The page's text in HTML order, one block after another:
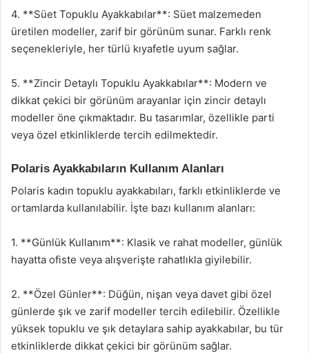
4. **Süet Topuklu Ayakkabılar**: Süet malzemeden
üretilen modeller, zarif bir görünüm sunar. Farklı renk
seçenekleriyle, her türlü kıyafetle uyum sağlar.
5. **Zincir Detaylı Topuklu Ayakkabılar**: Modern ve
dikkat çekici bir görünüm arayanlar için zincir detaylı
modeller öne çıkmaktadır. Bu tasarımlar, özellikle parti
veya özel etkinliklerde tercih edilmektedir.
Polaris Ayakkabıların Kullanım Alanları
Polaris kadın topuklu ayakkabıları, farklı etkinliklerde ve
ortamlarda kullanılabilir. İşte bazı kullanım alanları:
1. **Günlük Kullanım**: Klasik ve rahat modeller, günlük
hayatta ofiste veya alışverişte rahatlıkla giyilebilir.
2. **Özel Günler**: Düğün, nişan veya davet gibi özel
günlerde şık ve zarif modeller tercih edilebilir. Özellikle
yüksek topuklu ve şık detaylara sahip ayakkabılar, bu tür
etkinliklerde dikkat çekici bir görünüm sağlar.